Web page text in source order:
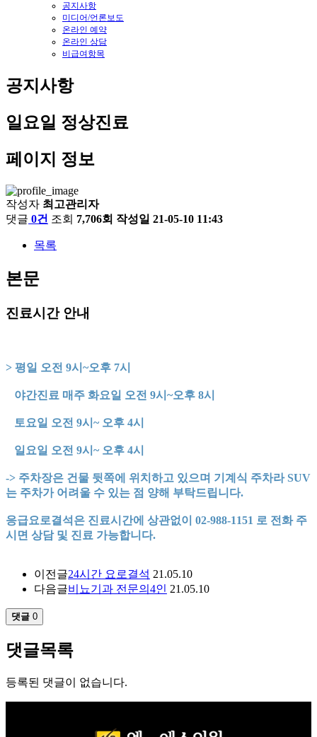
공지사항
미디어/언론보도
온라인 예약
온라인 상담
비급여항목
공지사항
일요일 정상진료
페이지 정보
작성자 최고관리자
댓글 0건 조회 7,706회 작성일 21-05-10 11:43
목록
본문
진료시간 안내
> 평일 오전 9시~오후 7시
야간진료 매주 화요일 오전 9시~오후 8시
토요일 오전 9시~ 오후 4시
일요일 오전 9시~ 오후 4시
-> 주차장은 건물 뒷쪽에 위치하고 있으며 기계식 주차라 SUV
는 주차가 어려울 수 있는 점 양해 부탁드립니다.
응급요로결석은 진료시간에 상관없이 02-988-1151 로 전화 주
시면 상담 및 진료 가능합니다.
이전글24시간 요로결석 21.05.10
다음글비뇨기과 전문의4인 21.05.10
댓글 0
댓글목록
등록된 댓글이 없습니다.